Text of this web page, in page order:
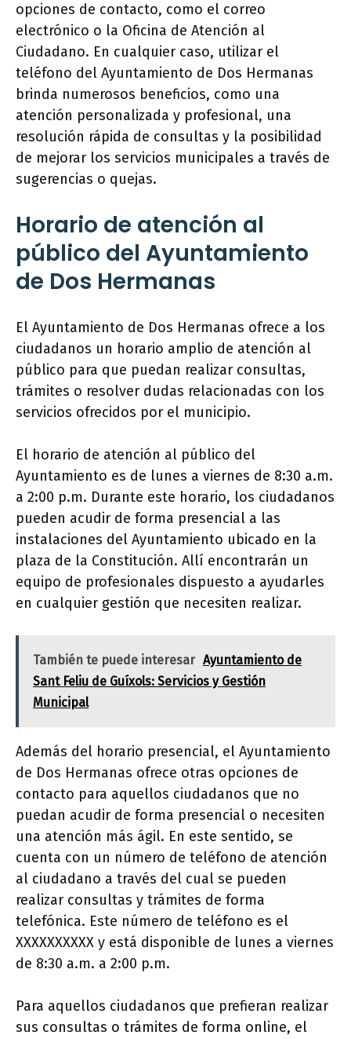
opciones de contacto, como el correo
electrónico o la Oficina de Atención al
Ciudadano. En cualquier caso, utilizar el
teléfono del Ayuntamiento de Dos Hermanas
brinda numerosos beneficios, como una
atención personalizada y profesional, una
resolución rápida de consultas y la posibilidad
de mejorar los servicios municipales a través de
sugerencias o quejas.
Horario de atención al
público del Ayuntamiento
de Dos Hermanas
El Ayuntamiento de Dos Hermanas ofrece a los
ciudadanos un horario amplio de atención al
público para que puedan realizar consultas,
trámites o resolver dudas relacionadas con los
servicios ofrecidos por el municipio.
El horario de atención al público del
Ayuntamiento es de lunes a viernes de 8:30 a.m.
a 2:00 p.m. Durante este horario, los ciudadanos
pueden acudir de forma presencial a las
instalaciones del Ayuntamiento ubicado en la
plaza de la Constitución. Allí encontrarán un
equipo de profesionales dispuesto a ayudarles
en cualquier gestión que necesiten realizar.
También te puede interesar Ayuntamiento de
Sant Feliu de Guíxols: Servicios y Gestión
Municipal
Además del horario presencial, el Ayuntamiento
de Dos Hermanas ofrece otras opciones de
contacto para aquellos ciudadanos que no
puedan acudir de forma presencial o necesiten
una atención más ágil. En este sentido, se
cuenta con un número de teléfono de atención
al ciudadano a través del cual se pueden
realizar consultas y trámites de forma
telefónica. Este número de teléfono es el
XXXXXXXXXX y está disponible de lunes a viernes
de 8:30 a.m. a 2:00 p.m.
Para aquellos ciudadanos que prefieran realizar
sus consultas o trámites de forma online, el